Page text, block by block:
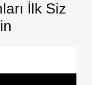
İlk Siz